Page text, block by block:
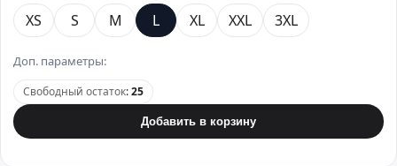
XS S M L XL XXL 3XL
Доп. параметры:
Свободный остаток:25
Добавить в корзину